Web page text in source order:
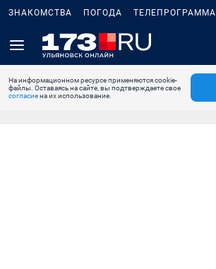
ЗНАКОМСТВА ПОГОДА ТЕЛЕПРОГРАММА
На информационном ресурсе применяются cookie-
файлы. Оставаясь на сайте, вы подтверждаете свое
согласиена их использование.